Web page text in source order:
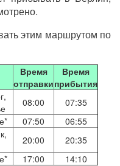
этим маршрутом по
Время
отправки
Время
прибытия
08:00
07:35
07:50
06:55
20:00
20:35
17:00 14:10